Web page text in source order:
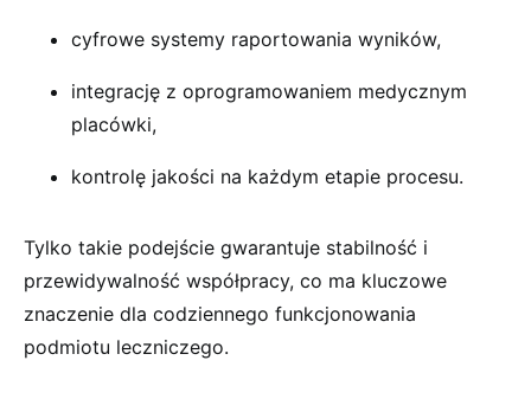
cyfrowe systemy raportowania wyników,
integrację z oprogramowaniem medycznym
placówki,
kontrolę jakości na każdym etapie procesu.
Tylko takie podejście gwarantuje stabilność i
przewidywalność współpracy, co ma kluczowe
znaczenie dla codziennego funkcjonowania
podmiotu leczniczego.